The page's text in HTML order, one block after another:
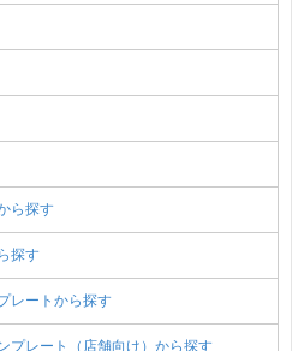
ら探す
探す
レートから探す
プレート（店舗向け）から探す